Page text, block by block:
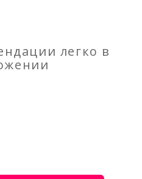
Новгороделегко в